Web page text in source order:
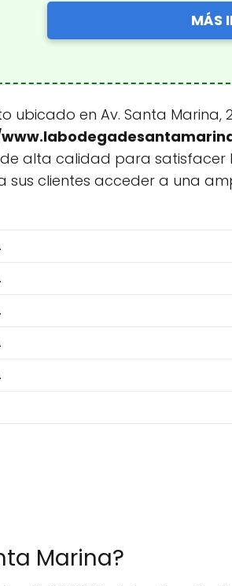
MÁS
en Av. Santa Marina,
de alta calidad para satisfacer
clientes acceder a una
Marina?